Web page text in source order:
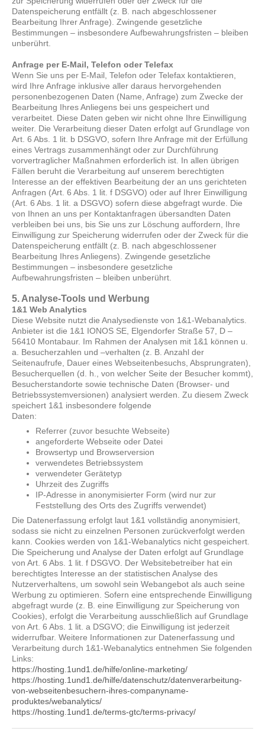
Datenspeicherung entfällt (z. B. nach abgeschlossener
Bearbeitung Ihrer Anfrage). Zwingende gesetzliche
Bestimmungen – insbesondere Aufbewahrungsfristen – bleiben
unberührt.
Anfrage per E-Mail, Telefon oder Telefax
Wenn Sie uns per E-Mail, Telefon oder Telefax kontaktieren,
wird Ihre Anfrage inklusive aller daraus hervorgehenden
personenbezogenen Daten (Name, Anfrage) zum Zwecke der
Bearbeitung Ihres Anliegens bei uns gespeichert und
verarbeitet. Diese Daten geben wir nicht ohne Ihre Einwilligung
weiter. Die Verarbeitung dieser Daten erfolgt auf Grundlage von
Art. 6 Abs. 1 lit. b DSGVO, sofern Ihre Anfrage mit der Erfüllung
eines Vertrags zusammenhängt oder zur Durchführung
vorvertraglicher Maßnahmen erforderlich ist. In allen übrigen
Fällen beruht die Verarbeitung auf unserem berechtigten
Interesse an der effektiven Bearbeitung der an uns gerichteten
Anfragen (Art. 6 Abs. 1 lit. f DSGVO) oder auf Ihrer Einwilligung
(Art. 6 Abs. 1 lit. a DSGVO) sofern diese abgefragt wurde. Die
von Ihnen an uns per Kontaktanfragen übersandten Daten
verbleiben bei uns, bis Sie uns zur Löschung auffordern, Ihre
Einwilligung zur Speicherung widerrufen oder der Zweck für die
Datenspeicherung entfällt (z. B. nach abgeschlossener
Bearbeitung Ihres Anliegens). Zwingende gesetzliche
Bestimmungen – insbesondere gesetzliche
Aufbewahrungsfristen – bleiben unberührt.
5. Analyse-Tools und Werbung
1&1 Web Analytics
Diese Website nutzt die Analysedienste von 1&1-Webanalytics.
Anbieter ist die 1&1 IONOS SE, Elgendorfer Straße 57, D –
56410 Montabaur. Im Rahmen der Analysen mit 1&1 können u.
a. Besucherzahlen und –verhalten (z. B. Anzahl der
Seitenaufrufe, Dauer eines Webseitenbesuchs, Absprungraten),
Besucherquellen (d. h., von welcher Seite der Besucher kommt),
Besucherstandorte sowie technische Daten (Browser- und
Betriebssystemversionen) analysiert werden. Zu diesem Zweck
speichert 1&1 insbesondere folgende
Daten:
Referrer (zuvor besuchte Webseite)
angeforderte Webseite oder Datei
Browsertyp und Browserversion
verwendetes Betriebssystem
verwendeter Gerätetyp
Uhrzeit des Zugriffs
IP-Adresse in anonymisierter Form (wird nur zur
Feststellung des Orts des Zugriffs verwendet)
Die Datenerfassung erfolgt laut 1&1 vollständig anonymisiert,
sodass sie nicht zu einzelnen Personen zurückverfolgt werden
kann. Cookies werden von 1&1-Webanalytics nicht gespeichert.
Die Speicherung und Analyse der Daten erfolgt auf Grundlage
von Art. 6 Abs. 1 lit. f DSGVO. Der Websitebetreiber hat ein
berechtigtes Interesse an der statistischen Analyse des
Nutzerverhaltens, um sowohl sein Webangebot als auch seine
Werbung zu optimieren. Sofern eine entsprechende Einwilligung
abgefragt wurde (z. B. eine Einwilligung zur Speicherung von
Cookies), erfolgt die Verarbeitung ausschließlich auf Grundlage
von Art. 6 Abs. 1 lit. a DSGVO; die Einwilligung ist jederzeit
widerrufbar. Weitere Informationen zur Datenerfassung und
Verarbeitung durch 1&1-Webanalytics entnehmen Sie folgenden
Links:
https://hosting.1und1.de/hilfe/online-marketing/
https://hosting.1und1.de/hilfe/datenschutz/datenverarbeitung-
von-webseitenbesuchern-ihres-companyname-
produktes/webanalytics/
https://hosting.1und1.de/terms-gtc/terms-privacy/